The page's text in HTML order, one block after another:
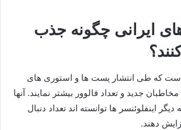
ایرانی چگونه جذب
است که طی انتشار پست ها و استوری های
جدید و تعداد فالوور بیشتر نمایند. آنها
اینفلوئنسر ها توانسته اند تعداد دنبال
دهند.